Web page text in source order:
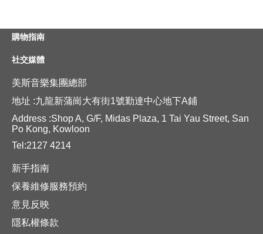
購物指南
社交媒體
美斯音樂集團總部
地址 :九龍新蒲崗大有街1號勤達中心地下A鋪
Address :Shop A, G/F, Midas Plaza, 1 Tai Yau Street, San
Po Kong, Kowloon
Tel:2127 4214
新手指南
保養維修服務預約
意見反映
隱私權條款